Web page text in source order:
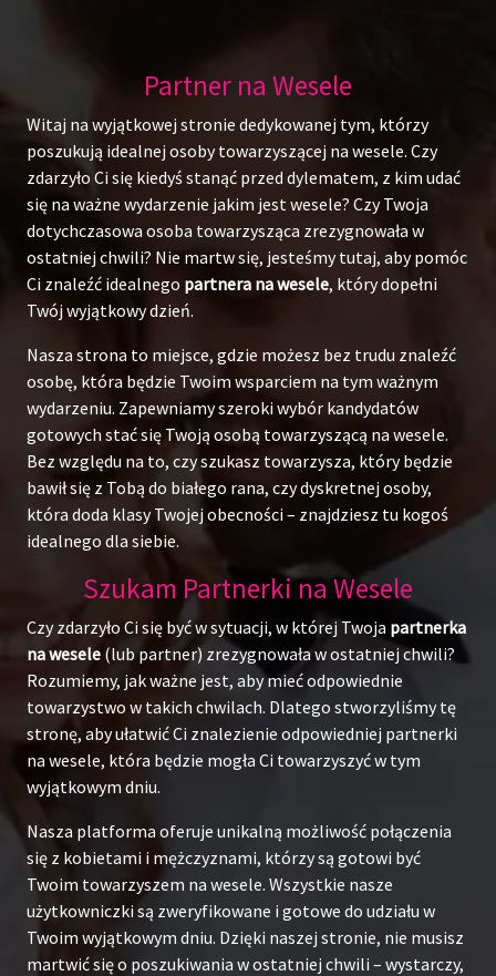
Partner na Wesele
Witaj na wyjątkowej stronie dedykowanej tym, którzy
poszukują idealnej osoby towarzyszącej na wesele. Czy
zdarzyło Ci się kiedyś stanąć przed dylematem, z kim udać
się na ważne wydarzenie jakim jest wesele? Czy Twoja
dotychczasowa osoba towarzysząca zrezygnowała w
ostatniej chwili? Nie martw się, jesteśmy tutaj, aby pomóc
Ci znaleźć idealnego partnera na wesele, który dopełni
Twój wyjątkowy dzień.
Nasza strona to miejsce, gdzie możesz bez trudu znaleźć
osobę, która będzie Twoim wsparciem na tym ważnym
wydarzeniu. Zapewniamy szeroki wybór kandydatów
gotowych stać się Twoją osobą towarzyszącą na wesele.
Bez względu na to, czy szukasz towarzysza, który będzie
bawił się z Tobą do białego rana, czy dyskretnej osoby,
która doda klasy Twojej obecności – znajdziesz tu kogoś
idealnego dla siebie.
Szukam Partnerki na Wesele
Czy zdarzyło Ci się być w sytuacji, w której Twoja partnerka
na wesele (lub partner) zrezygnowała w ostatniej chwili?
Rozumiemy, jak ważne jest, aby mieć odpowiednie
towarzystwo w takich chwilach. Dlatego stworzyliśmy tę
stronę, aby ułatwić Ci znalezienie odpowiedniej partnerki
na wesele, która będzie mogła Ci towarzyszyć w tym
wyjątkowym dniu.
Nasza platforma oferuje unikalną możliwość połączenia
się z kobietami i mężczyznami, którzy są gotowi być
Twoim towarzyszem na wesele. Wszystkie nasze
użytkowniczki są zweryfikowane i gotowe do udziału w
Twoim wyjątkowym dniu. Dzięki naszej stronie, nie musisz
martwić się o poszukiwania w ostatniej chwili – wystarczy,